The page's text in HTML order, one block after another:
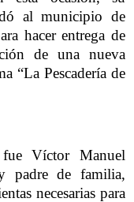
al municipio de
hacer entrega de
de una nueva
“La Pescadería de
Víctor Manuel
padre de familia,
necesarias para